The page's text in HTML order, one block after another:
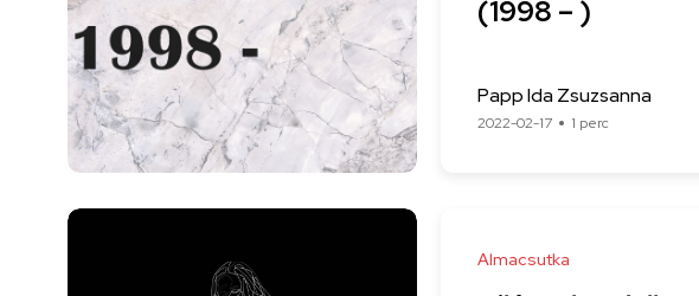
(1998 – )
Papp Ida Zsuzsanna
2022-02-17 1 perc
Almacsutka